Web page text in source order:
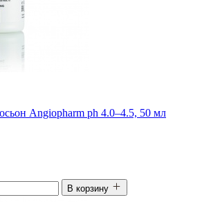
Angiopharm ph 4.0–4.5, 50 мл
В корзину